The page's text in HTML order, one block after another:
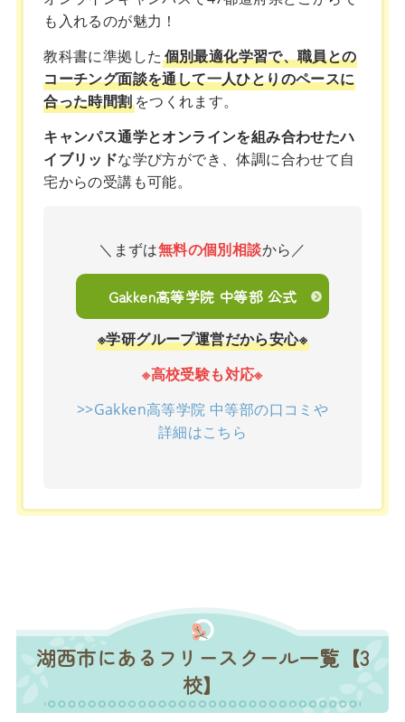
も入れるのが魅力！
教科書に準拠した 個別最適化学習で、職員との
コーチング面談を通して一人ひとりのペースに
合った時間割をつくれます。
キャンパス通学とオンラインを組み合わせたハ
イブリッドな学び方ができ、体調に合わせて自
宅からの受講も可能。
＼まずは無料の個別相談から／
Gakken高等学院 中等部 公式
※学研グループ運営だから安心※
※高校受験も対応※
>>Gakken高等学院 中等部の口コミや
詳細はこちら
湖西市にあるフリースクール一覧【3
校】